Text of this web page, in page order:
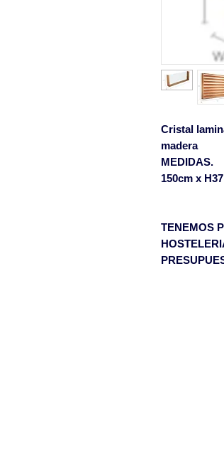
Cristal
madera
MEDIDAS.
150cm x
TENEMOS